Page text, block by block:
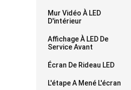
Mur Vidéo À LED
D'intérieur
Affichage À LED De
Service Avant
Écran De Rideau LED
L'étape A Mené L'écran